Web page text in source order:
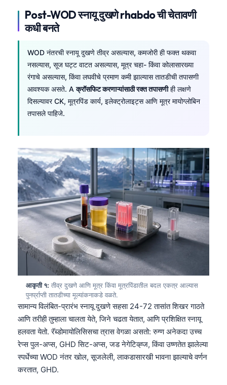
Post-WOD स्नायू दुखणे rhabdo ची चेतावणी
कधी बनते
WOD नंतरची स्नायू दुखणे तीव्र असल्यास, कमजोरी ही फक्त थकवा
नसल्यास, सूज घट्ट वाटत असल्यास, मूत्र चहा- किंवा कोलासारख्या
रंगाचे असल्यास, किंवा लघवीचे प्रमाण कमी झाल्यास तातडीची तपासणी
आवश्यक असते. Aक्रॉसफिट करणाऱ्यांसाठी रक्त तपासणीही लक्षणे
दिसल्यावर CK, मूत्रपिंड कार्य, इलेक्ट्रोलाइट्स आणि मूत्र मायोग्लोबिन
तपासले पाहिजे.
आकृती १: तीव्र दुखणे आणि मूत्र किंवा मूत्रपिंडातील बदल एकत्र आल्यास
पुनर्प्राप्ती तातडीच्या मूल्यांकनाकडे वळते.
सामान्य विलंबित-प्रारंभ स्नायू दुखणे सहसा 24-72 तासांत शिखर गाठते
आणि तरीही तुम्हाला चालता येते, जिने चढता येतात, आणि प्रशिक्षित स्नायू
हलवता येतो. रॅब्डोमायोलिसिसचा त्रास वेगळा असतो: रुग्ण अनेकदा उच्च
रेप्स पुल-अप्स, GHD सिट-अप्स, जड नेगेटिव्ह्ज, किंवा उष्णतेत झालेल्या
स्पर्धेच्या WOD नंतर खोल, सूजलेली, लाकडासारखी भावना झाल्याचे वर्णन
करतात, GHD.